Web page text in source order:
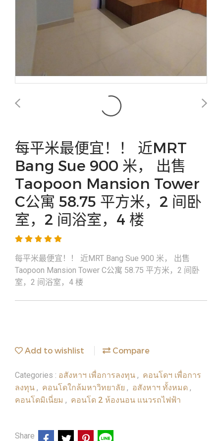
每平米最便宜！！ 近MRT
Bang Sue 900 米， 出售
Taopoon Mansion Tower
C公寓 58.75 平方米，2 间卧
室，2 间浴室，4 楼
每平米最便宜！！ 近MRT Bang Sue 900 米， 出售
Taopoon Mansion Tower C公寓 58.75 平方米，2 间卧
室，2 间浴室，4 楼
Add to wishlist Compare
Categories : อสังหาฯ เพื่อการลงทุน , คอนโดฯ เพื่อการ
ลงทุน , คอนโดใกล้มหาวิทยาลัย , อสังหาฯ ทั้งหมด ,
คอนโดมิเนี่ยม , คอนโด 2 ห้องนอน แนวรถไฟฟ้า
Share